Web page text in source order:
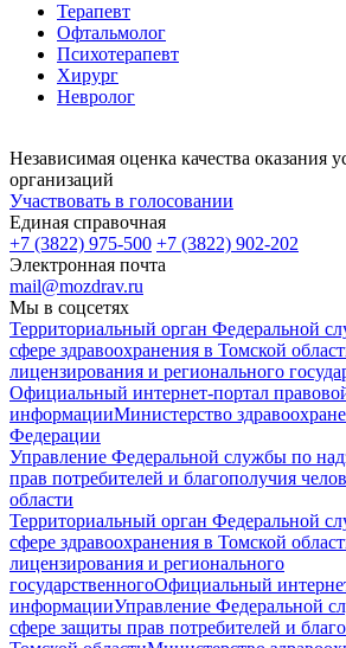
Терапевт
Офтальмолог
Психотерапевт
Хирург
Невролог
Независимая оценка качества оказания
организаций
Участвовать в голосовании
Единая справочная
+7 (3822) 975-500 +7 (3822) 902-202
Электронная почта
mail@mozdrav.ru
Мы в соцсетях
Территориальный орган Федеральной
сфере здравоохранения в Томской
лицензирования и регионального
Официальный интернет-портал
информацииМинистерство
Федерации
Управление Федеральной службы по
прав потребителей и благополучия
области
Территориальный орган Федеральной
сфере здравоохранения в Томской
лицензирования и регионального
государственногоОфициальный
информацииУправление Федеральной
сфере защиты прав потребителей и